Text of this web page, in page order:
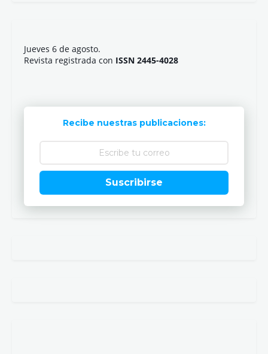
Jueves 6 de agosto.
Revista registrada con ISSN 2445-4028
Recibe nuestras publicaciones:
Suscribirse